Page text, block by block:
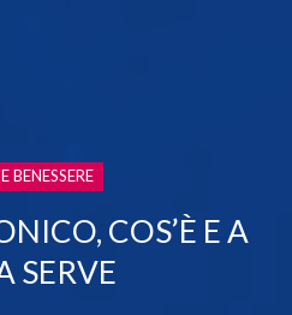
BENESSERE
COS’È E A
SERVE